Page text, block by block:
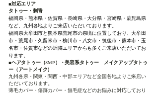
◼️対応エリア
タトゥー・刺青
福岡県・熊本県・佐賀県・長崎県・大分県・宮崎県・鹿児島県
など、九州各地よりご来店いただいております。
福岡県大牟田市と熊本県荒尾市の県境に位置しており、大牟田
市・荒尾市・久留米市・柳川市・八女市・筑後市・熊本市・玉
名市・佐賀市などの近隣エリアからも多くご来店いただいてお
ります。
◼️ヘアタトゥー（SMP）・美容系タトゥー メイクアップタトゥ
ー（アートメイク）
九州各県・関東・関西・中部エリアなど全国各地よりご来店い
ただいております。
薄毛カバー・傷跡カバー・無毛症などのお悩みに対応しており